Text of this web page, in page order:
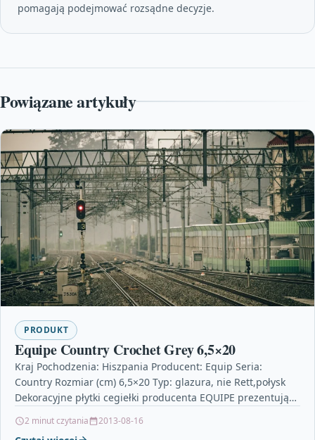
pomagają podejmować rozsądne decyzje.
Powiązane artykuły
PRODUKT
Equipe Country Crochet Grey 6,5×20
Kraj Pochodzenia: Hiszpania Producent: Equip Seria:
Country Rozmiar (cm) 6,5×20 Typ: glazura, nie Rett,połysk
Dekoracyjne płytki cegiełki producenta EQUIPE prezentują
2 minut czytania 2013-08-16